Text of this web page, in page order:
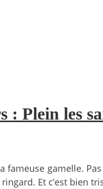
: Plein les
gamelle.
Et c’est bien